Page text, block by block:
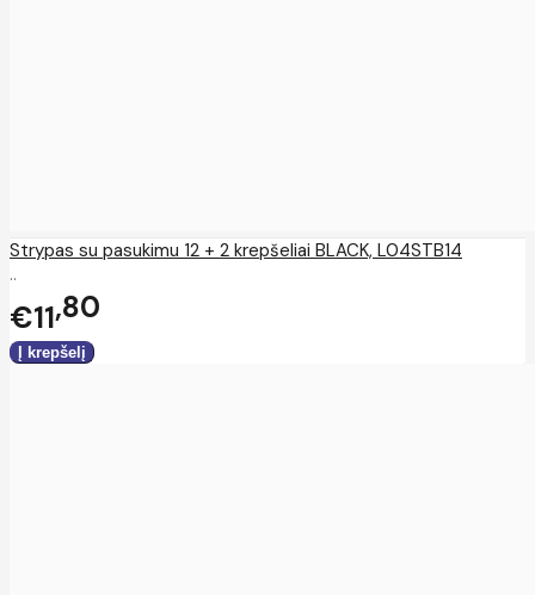
Strypas su pasukimu 12 + 2 krepšeliai BLACK, L04STB14
..
€11 80